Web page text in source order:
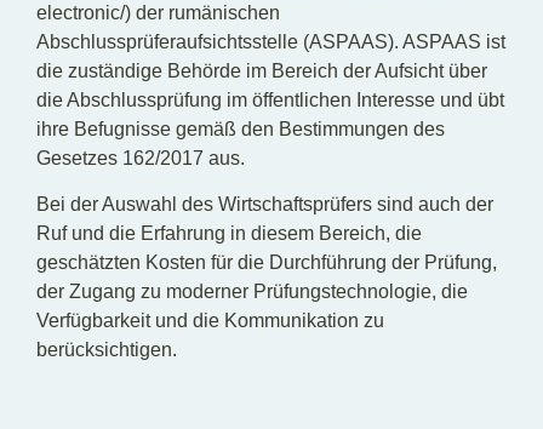
electronic/) der rumänischen
Abschlussprüferaufsichtsstelle (ASPAAS). ASPAAS ist
die zuständige Behörde im Bereich der Aufsicht über
die Abschlussprüfung im öffentlichen Interesse und übt
ihre Befugnisse gemäß den Bestimmungen des
Gesetzes 162/2017 aus.
Bei der Auswahl des Wirtschaftsprüfers sind auch der
Ruf und die Erfahrung in diesem Bereich, die
geschätzten Kosten für die Durchführung der Prüfung,
der Zugang zu moderner Prüfungstechnologie, die
Verfügbarkeit und die Kommunikation zu
berücksichtigen.